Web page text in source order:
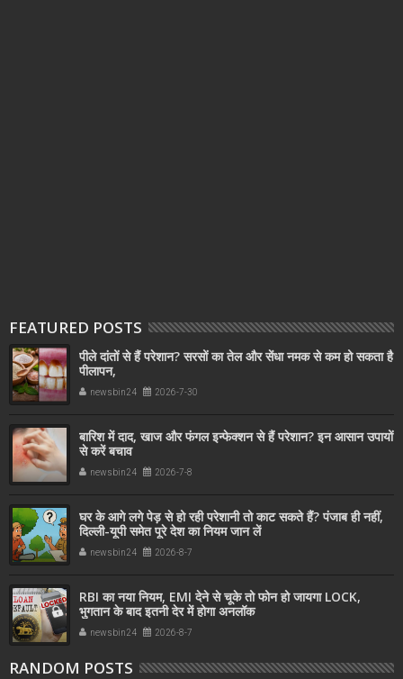
FEATURED POSTS
पीले दांतों से हैं परेशान? सरसों का तेल और सेंधा नमक से कम हो सकता है
पीलापन,
newsbin24 2026-7-30
बारिश में दाद, खाज और फंगल इन्फेक्शन से हैं परेशान? इन आसान उपायों
से करें बचाव
newsbin24 2026-7-8
घर के आगे लगे पेड़ से हो रही परेशानी तो काट सकते हैं? पंजाब ही नहीं,
दिल्‍ली-यूपी समेत पूरे देश का नियम जान लें
newsbin24 2026-8-7
RBI का नया नियम, EMI देने से चूके तो फोन हो जायगा LOCK,
भुगतान के बाद इतनी देर में होगा अनलॉक
newsbin24 2026-8-7
RANDOM POSTS